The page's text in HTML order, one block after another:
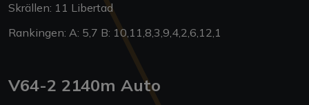
Skrällen: 11 Libertad
Rankingen: A: 5,7 B: 10,11,8,3,9,4,2,6,12,1
V64-2 2140m Auto